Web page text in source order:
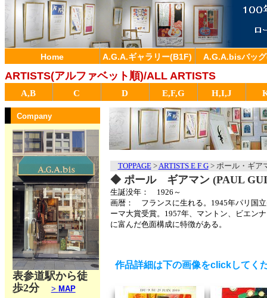
Home A.G.A.ギャラリー(B1F) A.G.A.bisバッ
ARTISTS(アルファベット順)/ALL ARTISTS
A,B C D E,F,G H,I,J
Company
表参道駅から徒
歩2分
> MAP
TOPPAGE>ARTISTS E F G > ポール・ギア
◆ ポール ギアマン (PAUL
生誕没年： 1926～
画暦： フランスに生れる。1945年パリ国
ーマ大賞受賞。1957年、マントン、ビエン
に富んだ色面構成に特徴がある。
作品詳細は下の画像をclickしてく